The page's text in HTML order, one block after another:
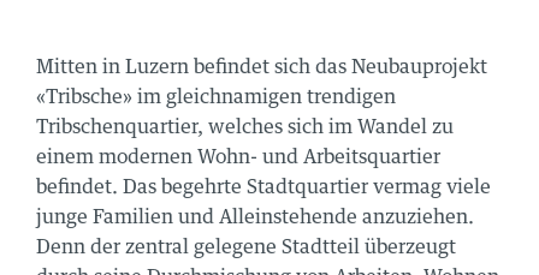
Mitten in Luzern befindet sich das Neubauprojekt
«Tribsche» im gleichnamigen trendigen
Tribschenquartier, welches sich im Wandel zu
einem modernen Wohn- und Arbeitsquartier
befindet. Das begehrte Stadtquartier vermag viele
junge Familien und Alleinstehende anzuziehen.
Denn der zentral gelegene Stadtteil überzeugt